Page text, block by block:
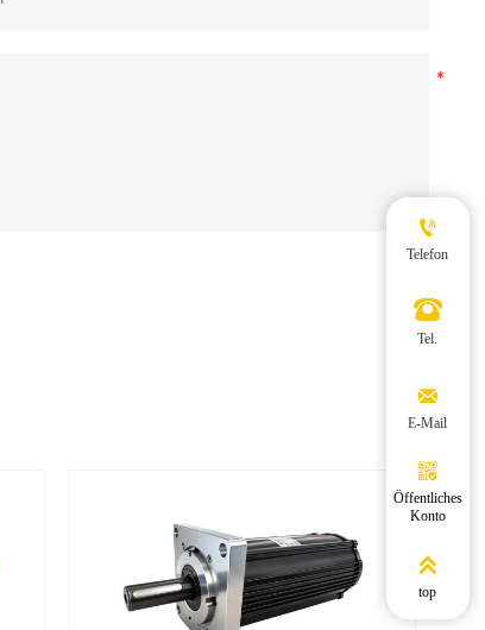

Telefon

Tel.

E-Mail

Öffentliches
Konto

top